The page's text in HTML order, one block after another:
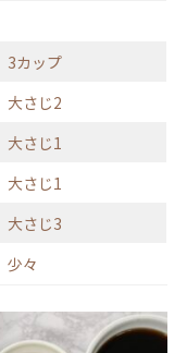
3カップ
大さじ2
大さじ1
大さじ1
大さじ3
少々